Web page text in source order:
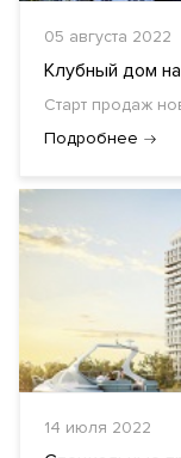
05 августа 2022
Клубный дом
Старт продаж
Подробнее
14 июля 2022